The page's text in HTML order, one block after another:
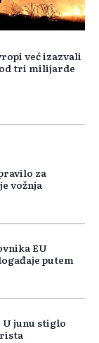
već izazvali
tri milijarde
za
vožnja
EU
putem
U junu stiglo